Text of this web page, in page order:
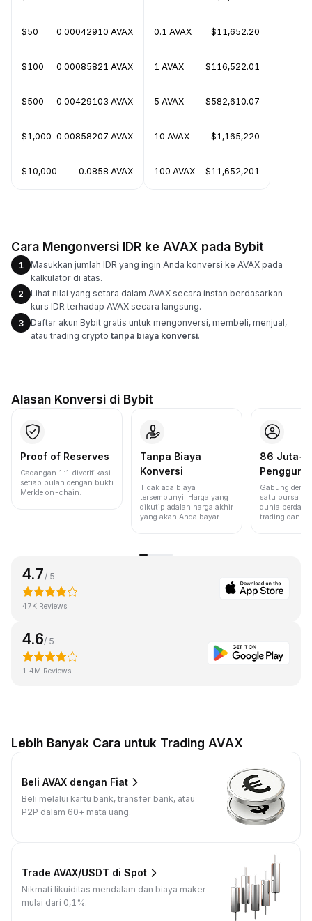
$50 0.00042910 AVAX
$100 0.00085821 AVAX
$500 0.00429103 AVAX
$1,000 0.00858207 AVAX
$10,000 0.0858 AVAX
0.1 AVAX $11,652.20
1 AVAX $116,522.01
5 AVAX $582,610.07
10 AVAX $1,165,220
100 AVAX $11,652,201
Cara Mengonversi IDR ke AVAX pada Bybit
1
Masukkan jumlah IDR yang ingin Anda konversi ke AVAX pada
kalkulator di atas.
2
Lihat nilai yang setara dalam AVAX secara instan berdasarkan
kurs IDR terhadap AVAX secara langsung.
3
Daftar akun Bybit gratis untuk mengonversi, membeli, menjual,
atau trading crypto tanpa biaya konversi.
Alasan Konversi di Bybit
Proof of Reserves
Cadangan 1:1 diverifikasi
setiap bulan dengan bukti
Merkle on-chain.
Tanpa Biaya
Konversi
Tidak ada biaya
tersembunyi. Harga yang
dikutip adalah harga akhir
yang akan Anda bayar.
86 Juta+
Pengguna
Gabung
satu bursa
dunia
trading dan
4.7 / 5
47K Reviews
4.6/ 5
1.4M Reviews
Lebih Banyak Cara untuk Trading AVAX
Beli AVAX dengan Fiat
Beli melalui kartu bank, transfer bank, atau
P2P dalam 60+ mata uang.
Trade AVAX/USDT di Spot
Nikmati likuiditas mendalam dan biaya maker
mulai dari 0,1%.